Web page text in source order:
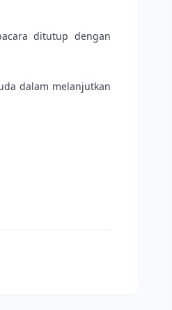
ditutup dengan
dalam melanjutkan